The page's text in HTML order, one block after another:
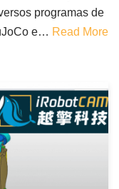
programas de
e… Read More